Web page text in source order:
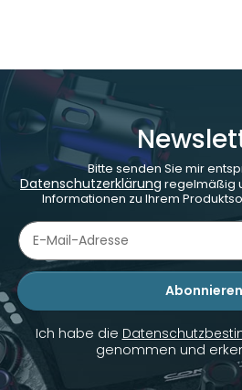
Bitte senden Sie mir
Datenschutzerklärung regelmäßig
Informationen zu Ihrem
Abonnieren
Newsletter Abonnieren
Ich habe die
genommen und